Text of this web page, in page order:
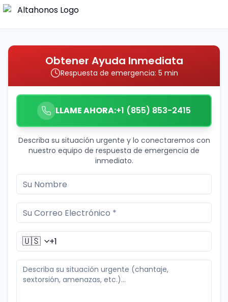
Obtener Ayuda Inmediata
Respuesta de emergencia: 5 min
LLAME AHORA:+1 (855) 853-2415
Describa su situación urgente y lo conectaremos con
nuestro equipo de respuesta de emergencia de
inmediato.
🇺🇸